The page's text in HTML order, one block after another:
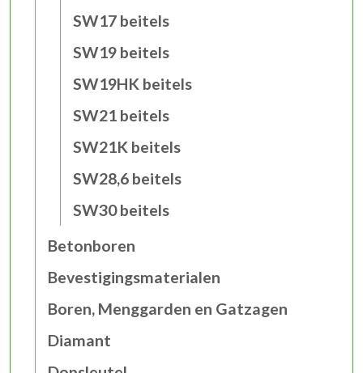
SW17 beitels
SW19 beitels
SW19HK beitels
SW21 beitels
SW21K beitels
SW28,6 beitels
SW30 beitels
Betonboren
Bevestigingsmaterialen
Boren, Menggarden en Gatzagen
Diamant